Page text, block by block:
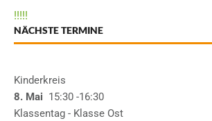
!!!!!
NÄCHSTE TERMINE
Kinderkreis
8. Mai 15:30 -16:30
Klassentag - Klasse Ost